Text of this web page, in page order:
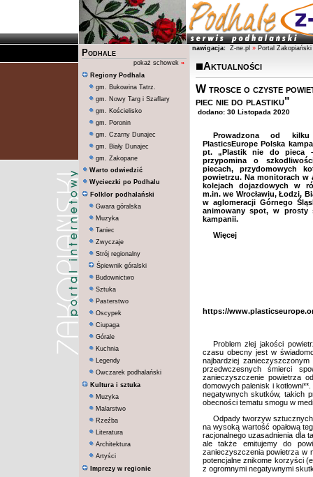
Podhale
pokaż schowek »
Regiony Podhala
gm. Bukowina Tatrz.
gm. Nowy Targ i Szaflary
gm. Kościelisko
gm. Poronin
gm. Czarny Dunajec
gm. Biały Dunajec
gm. Zakopane
Warto odwiedzić
Wycieczki po Podhalu
Folklor podhalański
Gwara góralska
Muzyka
Taniec
Zwyczaje
Strój regionalny
Śpiewnik góralski
Budownictwo
Sztuka
Pasterstwo
Oscypek
Ciupaga
Górale
Kuchnia
Legendy
Owczarek podhalański
Kultura i sztuka
Muzyka
Malarstwo
Rzeźba
Literatura
Architektura
Artyści
Imprezy w regionie
nawigacja: Z-ne.pl » Portal Zakopiański
Aktualności
W trosce o czyste
piec nie do plastiku"
dodano: 30 Listopada 2020
Prowadzona od
PlasticsEurope Polska
pt. „Plastik nie do pieca
przypomina o
piecach, przydomowych
powietrzu. Na monitorach w
kolejach dojazdowych w
m.in. we Wrocławiu, Łodzi,
w aglomeracji Górnego
animowany spot, w prosty
kampanii.
Więcej
https://
Problem złej jakości
czasu obecny jest w
najbardziej
przedwczesnych śmierci
zanieczyszczenie powietrza
domowych palenisk i
negatywnych skutków, takich
obecności tematu smogu w
Odpady tworzyw
na wysoką wartość opałową
racjonalnego uzasadnienia dla
ale także emitujemy do
zanieczyszczenia powietrza w
potencjalne znikome korzyści
z ogromnymi negatywnymi